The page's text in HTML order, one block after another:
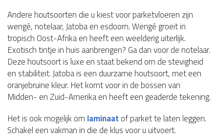
Andere houtsoorten die u kiest voor parketvloeren zijn
wengé, notelaar, Jatoba en esdoorn. Wengé groeit in
tropisch Oost-Afrika en heeft een weelderig uiterlijk.
Exotisch tintje in huis aanbrengen? Ga dan voor de notelaar.
Deze houtsoort is luxe en staat bekend om de stevigheid
en stabiliteit. Jatoba is een duurzame houtsoort, met een
oranjebruine kleur. Het komt voor in de bossen van
Midden- en Zuid-Amerika en heeft een geaderde tekening.
Het is ook mogelijk om laminaat of parket te laten leggen.
Schakel een vakman in die de klus voor u uitvoert.